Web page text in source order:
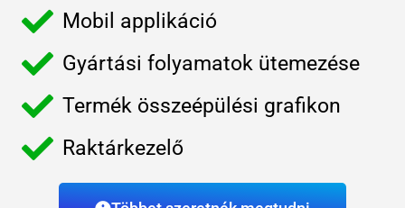
Mobil applikáció
Gyártási folyamatok ütemezése
Termék összeépülési grafikon
Raktárkezelő